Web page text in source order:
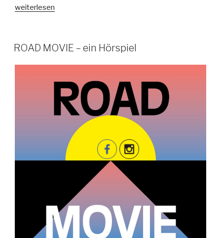
„Büro
und
,
weiterlesen
VERÖFFENTLICHT
AM
ROAD MOVIE – ein Hörspiel